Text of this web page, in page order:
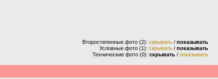
Второстепенные фото (2): скрывать / показывать
Условные фото (1): скрывать / показывать
Технические фото (0): скрывать / показывать